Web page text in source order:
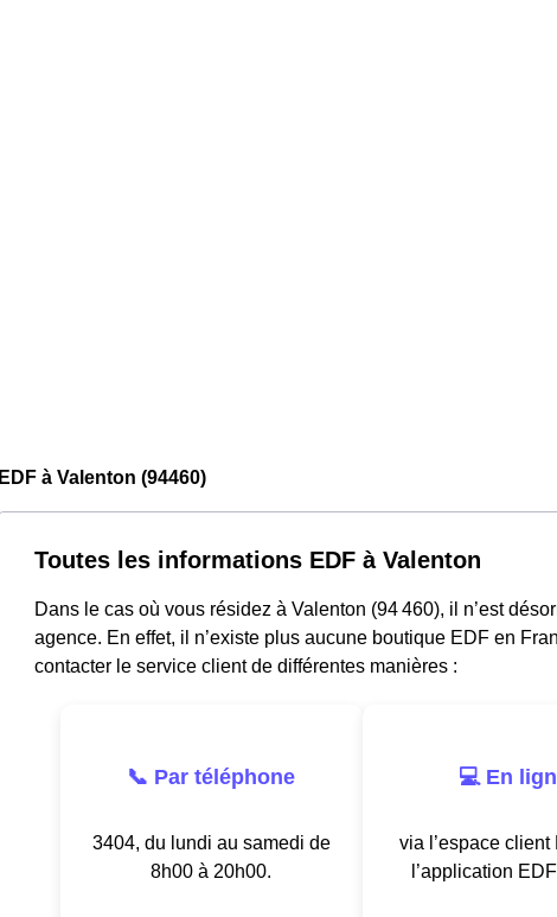
EDF à Valenton (94460)
Toutes les informations EDF à Valenton
Dans le cas où vous résidez à Valenton (94 460), il n’est
agence. En effet, il n’existe plus aucune boutique EDF en
contacter le service client de différentes manières :
📞 Par téléphone
3404, du lundi au samedi de
8h00 à 20h00.
💻 En
via l’espace client
l’application